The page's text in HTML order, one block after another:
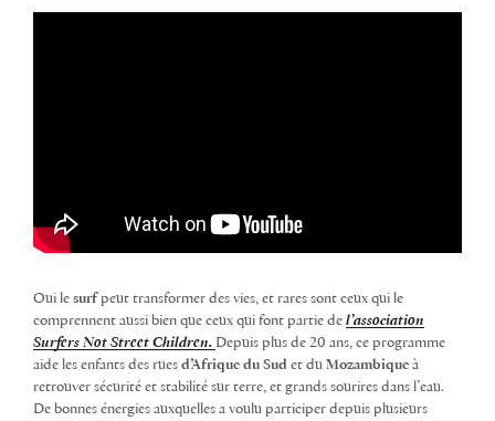
Oui le surf peut transformer des vies, et rares sont ceux qui le
comprennent aussi bien que ceux qui font partie de l’association
Surfers Not Street Children. Depuis plus de 20 ans, ce programme
aide les enfants des rues d’Afrique du Sud et du Mozambique à
retrouver sécurité et stabilité sur terre, et grands sourires dans l’eau.
De bonnes énergies auxquelles a voulu participer depuis plusieurs